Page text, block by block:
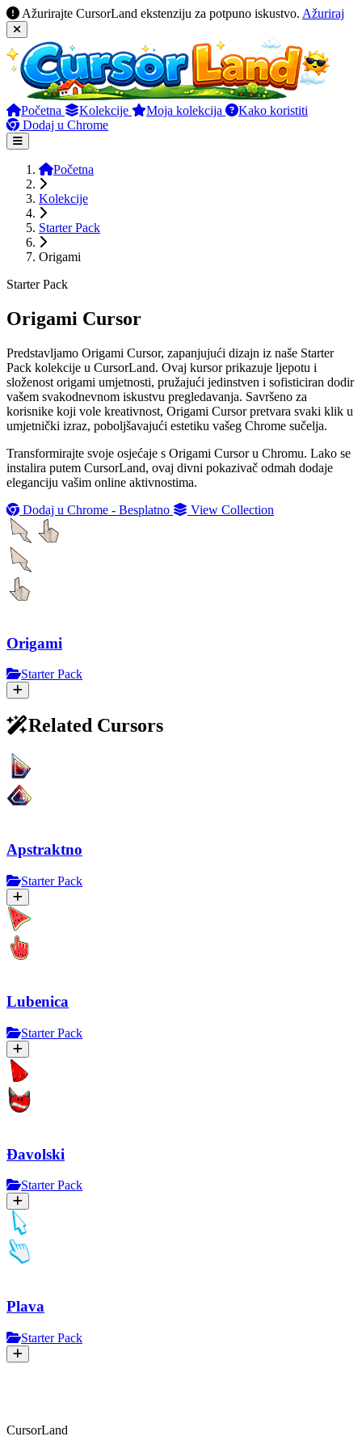
Ažurirajte CursorLand ekstenziju za potpuno iskustvo. Ažuriraj
Početna Kolekcije Moja kolekcija
Kako koristiti
Dodaj u Chrome
Početna
Kolekcije
Starter Pack
Origami
Starter Pack
Origami Cursor
Predstavljamo Origami Cursor, zapanjujući dizajn iz naše Starter
Pack kolekcije u CursorLand. Ovaj kursor prikazuje ljepotu i
složenost origami umjetnosti, pružajući jedinstven i sofisticiran dodir
vašem svakodnevnom iskustvu pregledavanja. Savršeno za
korisnike koji vole kreativnost, Origami Cursor pretvara svaki klik u
umjetnički izraz, poboljšavajući estetiku vašeg Chrome sučelja.
Transformirajte svoje osjećaje s Origami Cursor u Chromu. Lako se
instalira putem CursorLand, ovaj divni pokazivač odmah dodaje
eleganciju vašim online aktivnostima.
Dodaj u Chrome - Besplatno
View Collection
Origami
Starter Pack
Related Cursors
Apstraktno
Starter Pack
Lubenica
Starter Pack
Đavolski
Starter Pack
Plava
Starter Pack
CursorLand